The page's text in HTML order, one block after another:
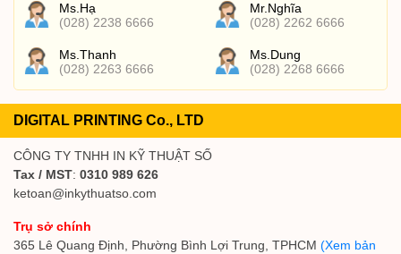
Ms.Hạ
(028) 2238 6666
Mr.Nghĩa
(028) 2262 6666
Ms.Thanh
(028) 2263 6666
Ms.Dung
(028) 2268 6666
DIGITAL PRINTING Co., LTD
CÔNG TY TNHH IN KỸ THUẬT SỐ
Tax / MST: 0310 989 626
ketoan@inkythuatso.com
Trụ sở chính
365 Lê Quang Định, Phường Bình Lợi Trung, TPHCM (Xem bản